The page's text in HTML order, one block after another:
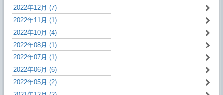
2022年12月 (7)
2022年11月 (1)
2022年10月 (4)
2022年08月 (1)
2022年07月 (1)
2022年06月 (6)
2022年05月 (2)